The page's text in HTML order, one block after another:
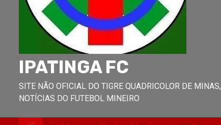
IPATINGA FC
SITE NÃO OFICIAL DO TIGRE QUADRICOLOR DE MINAS,
NOTÍCIAS DO FUTEBOL MINEIRO